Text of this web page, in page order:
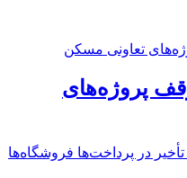
پروژه‌های